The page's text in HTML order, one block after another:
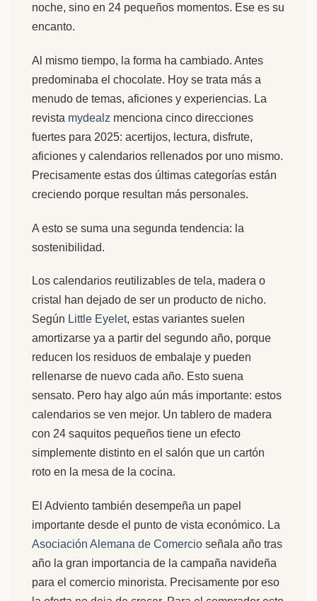
noche, sino en 24 pequeños momentos. Ese es su
encanto.
Al mismo tiempo, la forma ha cambiado. Antes
predominaba el chocolate. Hoy se trata más a
menudo de temas, aficiones y experiencias. La
revista mydealz menciona cinco direcciones
fuertes para 2025: acertijos, lectura, disfrute,
aficiones y calendarios rellenados por uno mismo.
Precisamente estas dos últimas categorías están
creciendo porque resultan más personales.
A esto se suma una segunda tendencia: la
sostenibilidad.
Los calendarios reutilizables de tela, madera o
cristal han dejado de ser un producto de nicho.
Según Little Eyelet, estas variantes suelen
amortizarse ya a partir del segundo año, porque
reducen los residuos de embalaje y pueden
rellenarse de nuevo cada año. Esto suena
sensato. Pero hay algo aún más importante: estos
calendarios se ven mejor. Un tablero de madera
con 24 saquitos pequeños tiene un efecto
simplemente distinto en el salón que un cartón
roto en la mesa de la cocina.
El Adviento también desempeña un papel
importante desde el punto de vista económico. La
Asociación Alemana de Comercio señala año tras
año la gran importancia de la campaña navideña
para el comercio minorista. Precisamente por eso